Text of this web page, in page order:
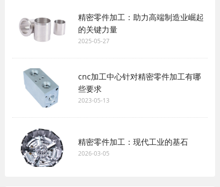
精密零件加工：助力高端制造业崛起
的关键力量
2025-05-27
cnc加工中心针对精密零件加工有哪
些要求
2023-05-13
精密零件加工：现代工业的基石
2026-03-05